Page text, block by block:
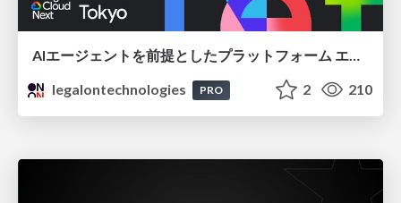
AIエージェントを前提としたプラットフォーム エンジニアリング：GKEで作るAgent-Ready Golden Path
legalontechnologies
PRO 2 210